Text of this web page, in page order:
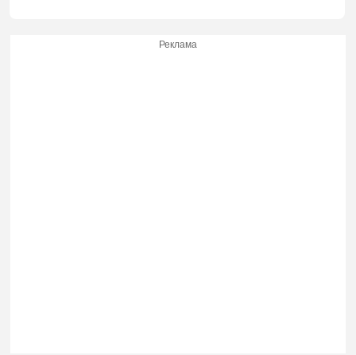
Реклама